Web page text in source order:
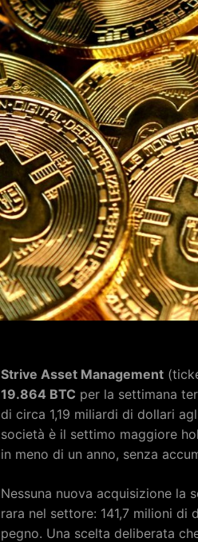
Strive Asset Management
19.864 BTC per la settimana
di circa 1,19 miliardi di dollari
società è il settimo maggiore
in meno di un anno, senza
Nessuna nuova acquisizione la
rara nel settore: 141,7 milioni di
pegno. Una scelta deliberata